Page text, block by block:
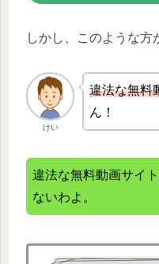
しかし、このような方
けい
違法な無料
ん！
違法な無料動画サイ
ないわよ。